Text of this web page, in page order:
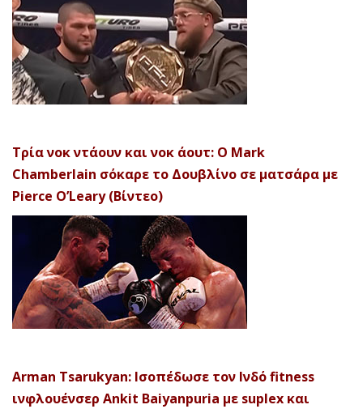
Τρία νοκ ντάουν και νοκ άουτ: Ο Mark
Chamberlain σόκαρε το Δουβλίνο σε ματσάρα με
Pierce O’Leary (Βίντεο)
Arman Tsarukyan: Ισοπέδωσε τον Ινδό fitness
ινφλουένσερ Ankit Baiyanpuria με suplex και